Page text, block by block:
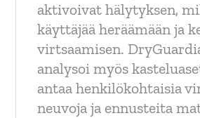
aktivoivat hälytyksen,
käyttäjää heräämään ja
virtsaamisen.
analysoi myös
antaa henkilökohtaisia
neuvoja ja ennusteita